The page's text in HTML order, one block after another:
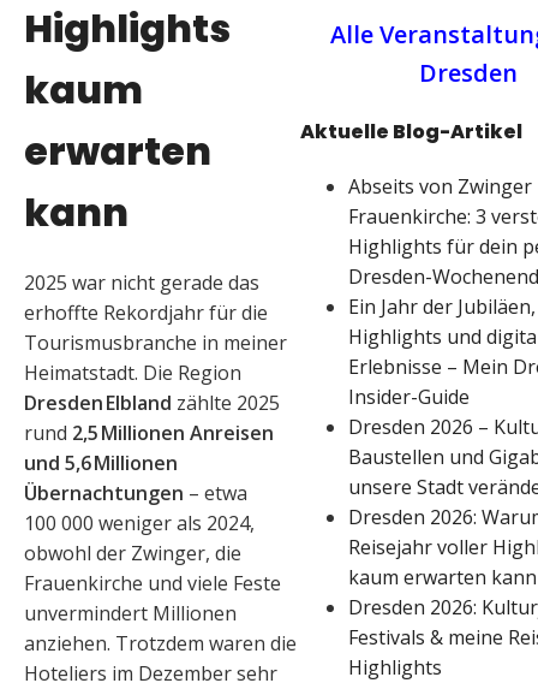
Highlights
kaum
erwarten
kann
2025 war nicht gerade das
erhoffte Rekordjahr für die
Tourismusbranche in meiner
Heimatstadt. Die Region
Dresden Elbland zählte 2025
rund 2,5 Millionen Anreisen
und 5,6 Millionen
Übernachtungen – etwa
100 000 weniger als 2024,
obwohl der Zwinger, die
Frauenkirche und viele Feste
unvermindert Millionen
anziehen. Trotzdem waren die
Hoteliers im Dezember sehr
Alle
Dresden
Aktuelle Blog-Artikel
Abseits von Zwinger
Frauenkirche: 3
Highlights für dein
Dresden-
Ein Jahr der
Highlights und
Erlebnisse – Mein
Insider-Guide
Dresden 2026 –
Baustellen und
unsere Stadt
Dresden 2026:
Reisejahr voller
kaum erwarten kann
Dresden 2026:
Festivals & meine
Highlights